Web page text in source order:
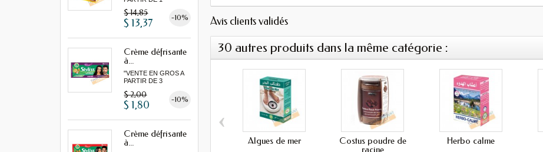
$ 14,85 -10%
$ 13,37
Crème défrisante
à...
"VENTE EN GROS A
PARTIR DE 3
$ 2,00 -10%
$ 1,80
Crème défrisante
à...
Avis clients validés
30 autres produits dans la même catégorie :
Algues de mer
Costus poudre de
racine
Herbo calme
‹